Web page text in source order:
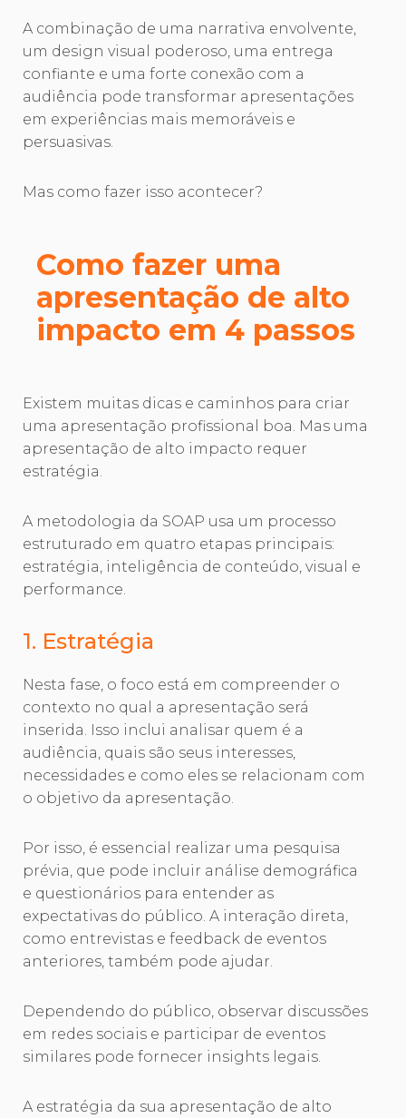
A combinação de uma narrativa envolvente,
um design visual poderoso, uma entrega
confiante e uma forte conexão com a
audiência pode transformar apresentações
em experiências mais memoráveis e
persuasivas.
Mas como fazer isso acontecer?
Como fazer uma
apresentação de alto
impacto em 4 passos
Existem muitas dicas e caminhos para criar
uma apresentação profissional boa. Mas uma
apresentação de alto impacto requer
estratégia.
A metodologia da SOAP usa um processo
estruturado em quatro etapas principais:
estratégia, inteligência de conteúdo, visual e
performance.
1. Estratégia
Nesta fase, o foco está em compreender o
contexto no qual a apresentação será
inserida. Isso inclui analisar quem é a
audiência, quais são seus interesses,
necessidades e como eles se relacionam com
o objetivo da apresentação.
Por isso, é essencial realizar uma pesquisa
prévia, que pode incluir análise demográfica
e questionários para entender as
expectativas do público. A interação direta,
como entrevistas e feedback de eventos
anteriores, também pode ajudar.
Dependendo do público, observar discussões
em redes sociais e participar de eventos
similares pode fornecer insights legais.
A estratégia da sua apresentação de alto